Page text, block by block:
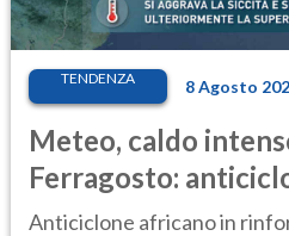
TENDENZA 8 Agosto
Meteo, caldo
Ferragosto:
ancora
Anticiclone africano in